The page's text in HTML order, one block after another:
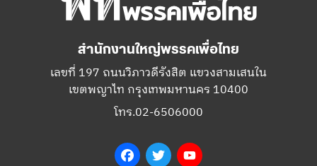
สำนักงานใหญ่พรรคเพื่อไทย
เลขที่ 197 ถนนวิภาวดีรังสิต แขวงสามเสนใน
เขตพญาไท กรุงเทพมหานคร 10400
โทร.02-6506000
FacebookTwitter